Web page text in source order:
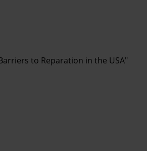
to Reparation in the USA"